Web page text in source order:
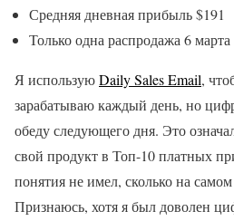
Средняя дневная прибыль $191
Только одна распродажа 6 марта
Я используюDaily Sales Email,
зарабатываю каждый день, но
обеду следующего дня. Это
свой продукт в Топ-10 платных
понятия не имел, сколько на
Признаюсь, хотя я был доволен